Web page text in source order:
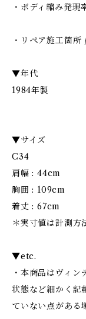
・ボディ縮み発
・リペア施工箇所
▼年代
1984年製
▼サイズ
C34
肩幅 : 44cm
胸囲 : 109cm
着丈 : 67cm
＊実寸値は計測方
▼etc.
・本商品はヴィン
状態など細かく記
ていない点がある